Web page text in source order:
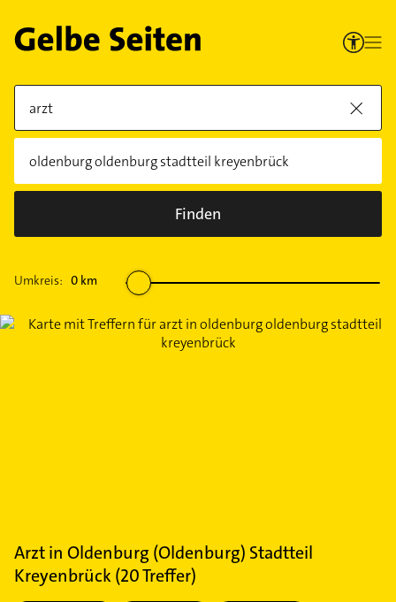
Finden
Umkreis: 0 km
Arztin Oldenburg (Oldenburg) Stadtteil
Kreyenbrück(20Treffer)